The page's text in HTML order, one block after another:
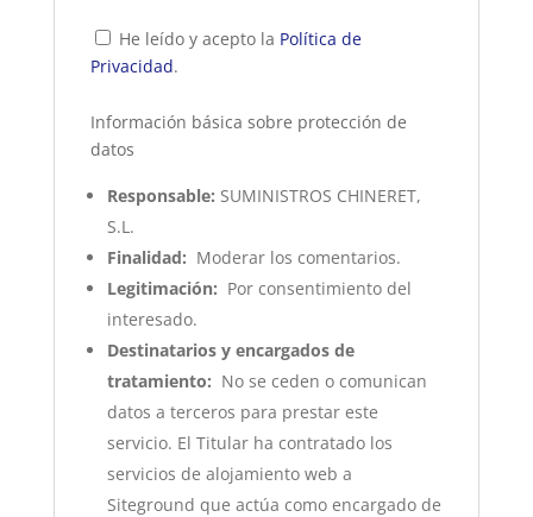
He leído y acepto la Política de
Privacidad.
Información básica sobre protección de
datos
Responsable: SUMINISTROS CHINERET,
S.L.
Finalidad: Moderar los comentarios.
Legitimación: Por consentimiento del
interesado.
Destinatarios y encargados de
tratamiento: No se ceden o comunican
datos a terceros para prestar este
servicio. El Titular ha contratado los
servicios de alojamiento web a
Siteground que actúa como encargado de